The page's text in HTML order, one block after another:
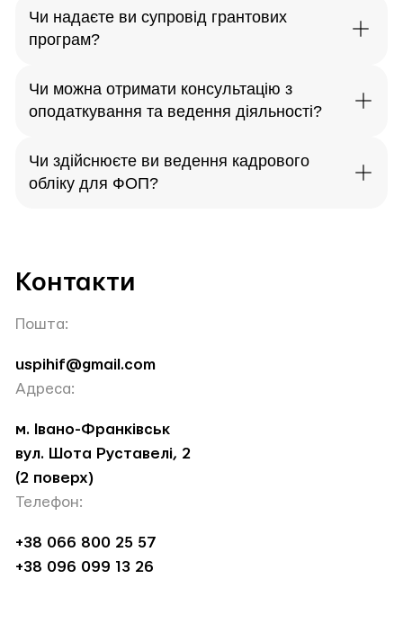
Чи надаєте ви супровід грантових
програм?
Чи можна отримати консультацію з
оподаткування та ведення діяльності?
Чи здійснюєте ви ведення кадрового
обліку для ФОП?
Контакти
Пошта:
uspihif@gmail.com
Адреса:
м. Івано-Франківськ
вул. Шота Руставелі, 2
(2 поверх)
Телефон:
+38 066 800 25 57
+38 096 099 13 26